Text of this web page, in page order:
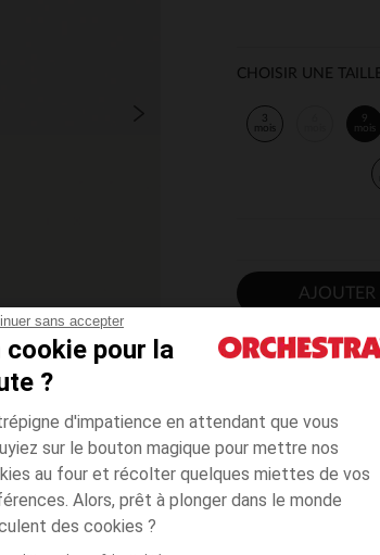
sans accepter
cookie pour la
?
d'impatience en attendant que vous
sur le bouton magique pour mettre nos
au four et récolter quelques miettes de vos
Alors, prêt à plonger dans le monde
des cookies ?
CHOISIR UNE
3
mois
9
mois
AJOUTER